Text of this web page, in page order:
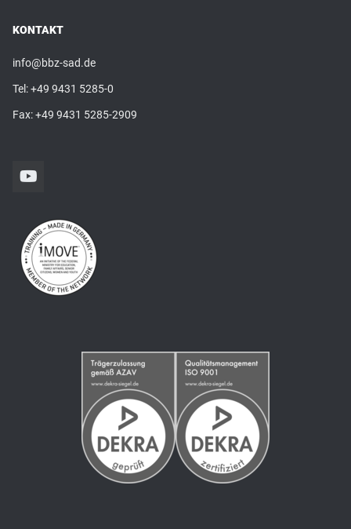
KONTAKT
info@bbz-sad.de
Tel:+49 9431 5285-0
Fax: +49 9431 5285-2909